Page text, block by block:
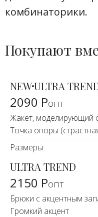
комбинаторики.
Покупают
NEWULTRA
2090 Ропт
Жакет, моделирующий
Точка опоры
Размеры:
ULTRA TREND
2150 Ропт
Брюки с акцентным
Громкий акцент